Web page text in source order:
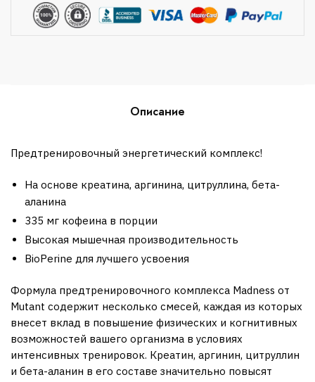
Описание
Предтренировочный энергетический комплекс!
На основе креатина, аргинина, цитруллина, бета-
аланина
335 мг кофеина в порции
Высокая мышечная производительность
BioPerine для лучшего усвоения
Формула предтренировочного комплекса Madness от
Mutant содержит несколько смесей, каждая из которых
внесет вклад в повышение физических и когнитивных
возможностей вашего организма в условиях
интенсивных тренировок. Креатин, аргинин, цитруллин
и бета-аланин в его составе значительно повысят